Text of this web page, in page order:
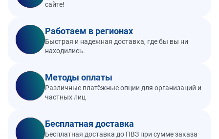
сайте!
Работаем в регионах
Быстрая и надежная доставка, где бы вы ни
находились.
Методы оплаты
Различные платёжные опции для организаций и
частных лиц
Бесплатная доставка
Бесплатная доставка до ПВЗ при сумме заказа